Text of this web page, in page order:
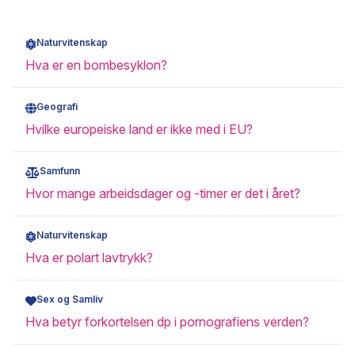
Naturvitenskap
Hva er en bombesyklon?
Geografi
Hvilke europeiske land er ikke med i EU?
Samfunn
Hvor mange arbeidsdager og -timer er det i året?
Naturvitenskap
Hva er polart lavtrykk?
Sex og Samliv
Hva betyr forkortelsen dp i pornografiens verden?